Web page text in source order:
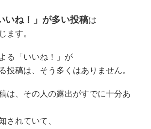
いね！」が多い投稿は
ます。
る「いいね！」が
投稿は、そう多くはありません。
は、その人の露出がすでに十分あ
されていて、